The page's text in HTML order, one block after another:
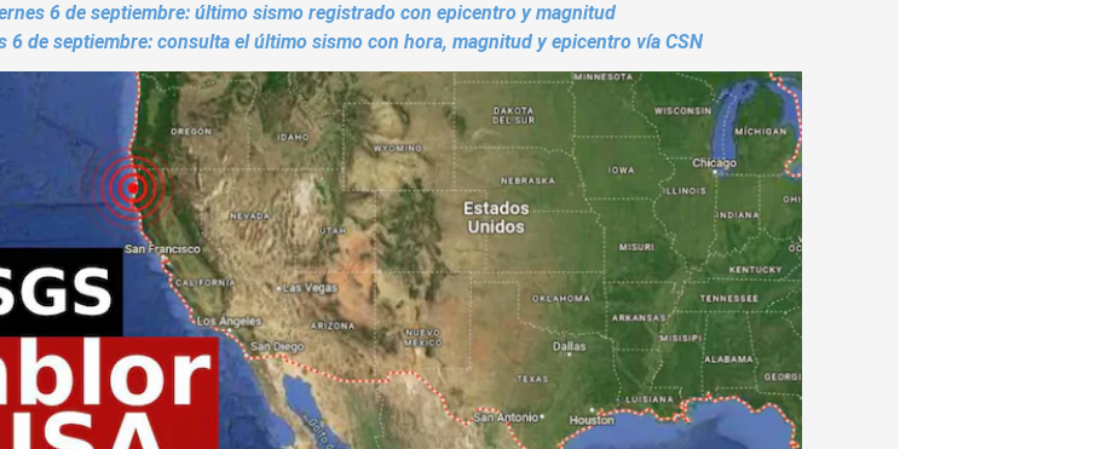
6 de septiembre: último sismo registrado con epicentro y magnitud
6 de septiembre: consulta el último sismo con hora, magnitud y epicentro vía CSN